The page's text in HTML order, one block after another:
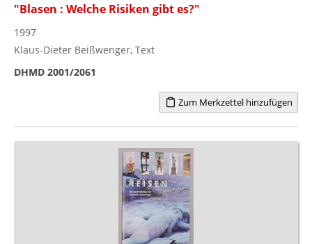
"Blasen : Welche Risiken gibt es?"
1997
Klaus-Dieter Beißwenger, Text
DHMD 2001/2061
Zum Merkzettel hinzufügen